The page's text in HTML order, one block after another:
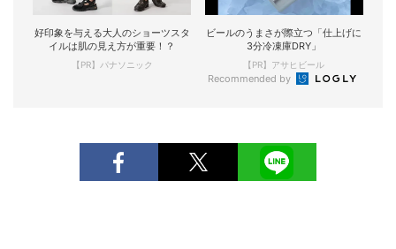
好印象を与える大人のショーツスタ
イルは肌の見え方が重要！？
【PR】パナソニック
ビールのうまさが際立つ「仕上げに
3分冷凍庫DRY」
【PR】アサヒビール
Recommended by